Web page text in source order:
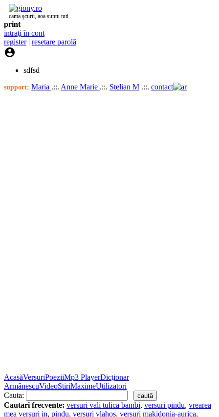
cama şcurti, aoa suntu tuti
print
intraţi în cont
register| resetare parolă

sdfsd
support: Maria .::. Anne Marie .::. Stelian M .::. contact
AcasăVersuriPoeziiMp3 PlayerDicţionar
ArmânescuVideoStiriMaximeUtilizatori
Cauta:
Cautari frecvente: versuri vali tulica bambi, versuri pindu, vrearea
mea versuri in, pindu, versuri vlahos, versuri makidonia-aurica,